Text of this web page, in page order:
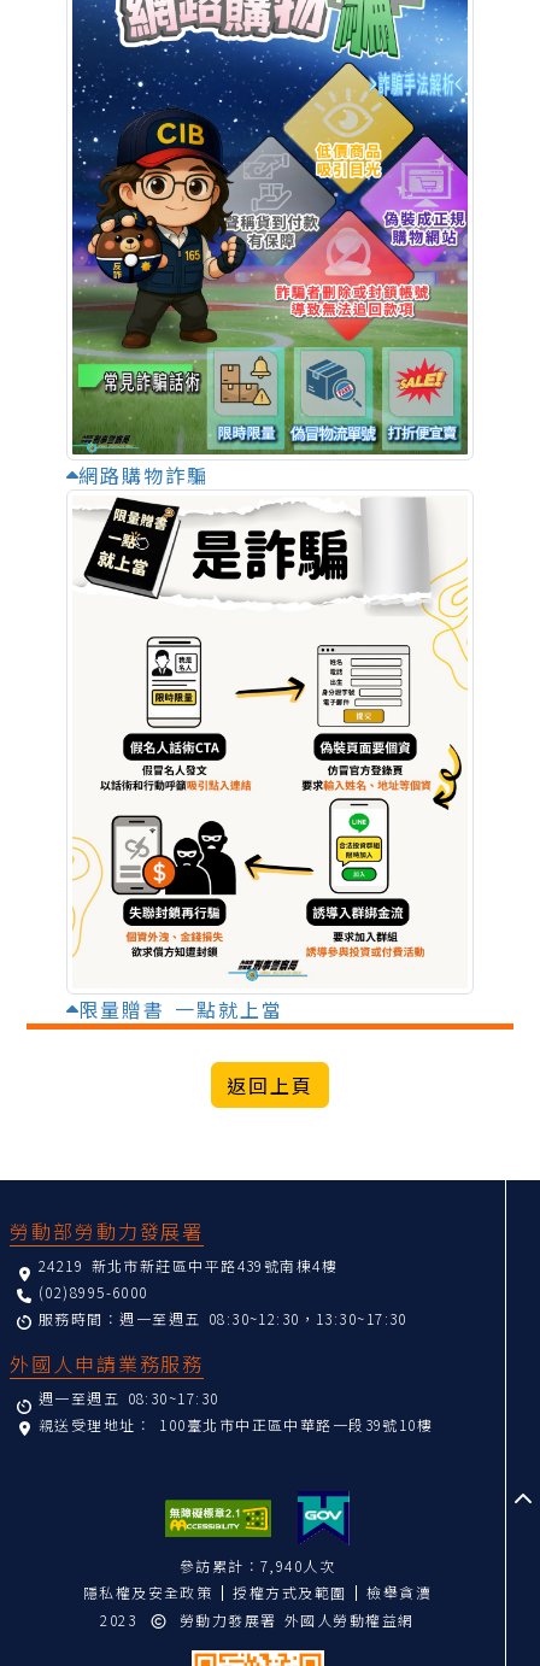
網路購物詐騙
限量贈書 一點就上當
勞動部勞動力發展署
24219 新北市新莊區中平路439號南棟4樓
(02)8995-6000
服務時間：週一至週五 08:30~12:30，13:30~17:30
外國人申請業務服務
週一至週五 08:30~17:30
親送受理地址： 100臺北市中正區中華路一段39號10樓
參訪累計：7,940人次
隱私權及安全政策
授權方式及範圍
檢舉貪瀆
2023
勞動力發展署 外國人勞動權益網
至